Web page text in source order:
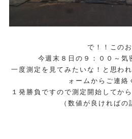
で！！この
今週末８日の９：００～気
一度測定を見てみたいな！と思わ
ォームからご連絡
１発勝負ですので測定開始してか
（数値が良ければの